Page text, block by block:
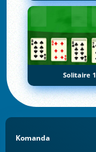
Solitaire 1
Komanda